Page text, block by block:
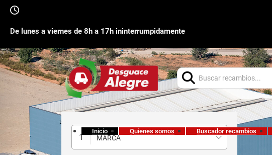
De lunes a viernes de 8h a 17h ininterrumpidamente
Buscar:
Inicio Quienes somos Buscador recambios
MARCA